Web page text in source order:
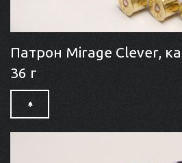
Патрон Mirage Clever,
36 г